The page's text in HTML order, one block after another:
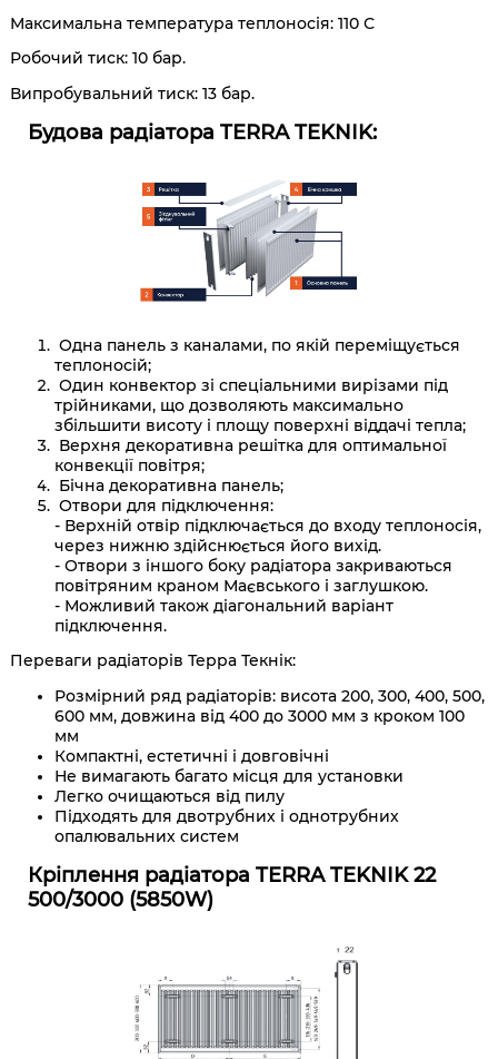
Максимальна температура теплоносія: 110 С
Робочий тиск: 10 бар.
Випробувальний тиск: 13 бар.
Будова радіатора TERRA TEKNIK:
Одна панель з каналами, по якій переміщується
теплоносій;
Один конвектор зі спеціальними вирізами під
трійниками, що дозволяють максимально
збільшити висоту і площу поверхні віддачі тепла;
Верхня декоративна решітка для оптимальної
конвекції повітря;
Бічна декоративна панель;
Отвори для підключення:
- Верхній отвір підключається до входу теплоносія,
через нижню здійснюється його вихід.
- Отвори з іншого боку радіатора закриваються
повітряним краном Маєвського і заглушкою.
- Можливий також діагональний варіант
підключення.
Переваги радіаторів Терра Текнік:
Розмірний ряд радіаторів: висота 200, 300, 400, 500,
600 мм, довжина від 400 до 3000 мм з кроком 100
мм
Компактні, естетичні і довговічні
Не вимагають багато місця для установки
Легко очищаються від пилу
Підходять для двотрубних і однотрубних
опалювальних систем
Кріплення радіатора TERRA TEKNIK 22
500/3000 (5850W)